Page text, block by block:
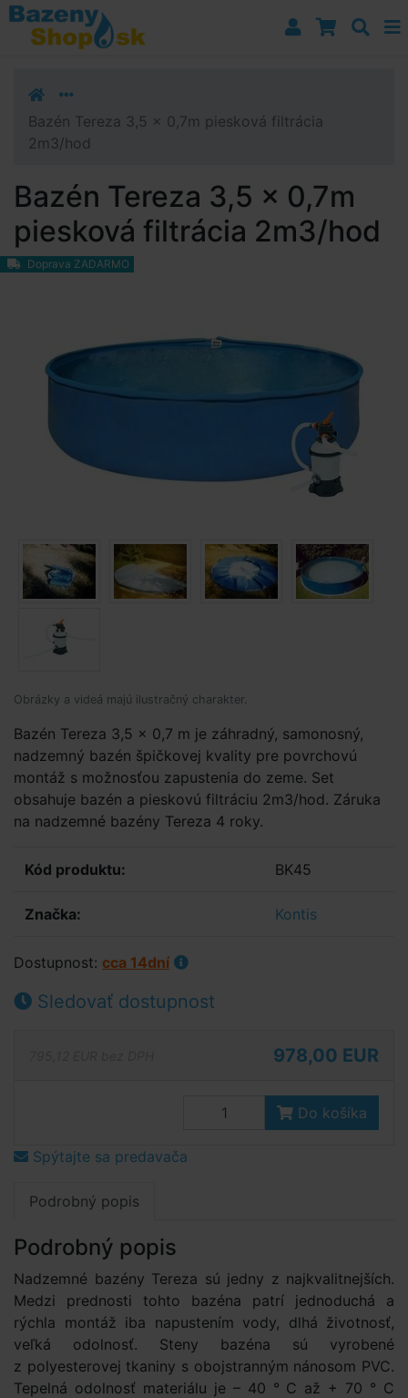
Prejsť k navigácii
Prejsť na obsah
Prejsť k bočnému stĺpci
Bazén Tereza 3,5 x 0,7m piesková filtrácia
2m3/hod
Bazén Tereza 3,5 x 0,7m
piesková filtrácia 2m3/hod
Doprava ZADARMO
Obrázky a videá majú ilustračný charakter.
Bazén Tereza 3,5 x 0,7 m je záhradný, samonosný,
nadzemný bazén špičkovej kvality pre povrchovú
montáž s možnosťou zapustenia do zeme. Set
obsahuje bazén a pieskovú filtráciu 2m3/hod. Záruka
na nadzemné bazény Tereza 4 roky.
Kód produktu: BK45
Značka: Kontis
Dostupnost: cca 14dní
Sledovať dostupnost
978,00 EUR
Do košíka
Spýtajte sa predavača
Podrobný popis
Podrobný popis
Nadzemné bazény Tereza sú jedny z najkvalitnejších.
Medzi prednosti tohto bazéna patrí jednoduchá a
rýchla montáž iba napustením vody, dlhá životnosť,
veľká odolnosť. Steny bazéna sú vyrobené
z polyesterovej tkaniny s obojstranným nánosom PVC.
Tepelná odolnosť materiálu je – 40 ° C až + 70 ° C